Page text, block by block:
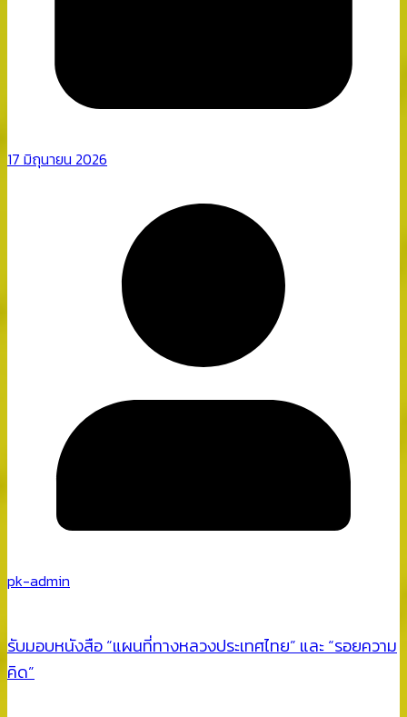
17 มิถุนายน 2026
pk-admin
รับมอบหนังสือ “แผนที่ทางหลวงประเทศไทย” และ “รอยความ
คิด”